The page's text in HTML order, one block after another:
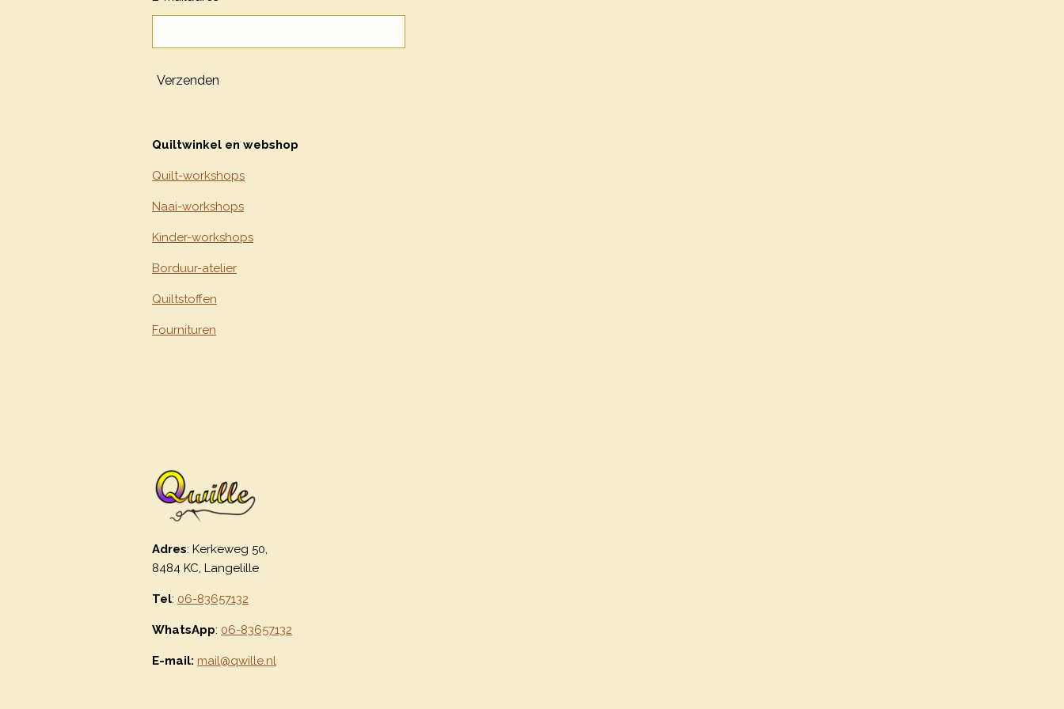
Verzenden
Quiltwinkel en webshop
Quilt-workshops
Naai-workshops
Kinder-workshops
Borduur-atelier
Quiltstoffen
Fournituren
Adres: Kerkeweg 50,
8484 KC, Langelille
Tel: 06-83657132
WhatsApp: 06-83657132
E-mail: mail@qwille.nl